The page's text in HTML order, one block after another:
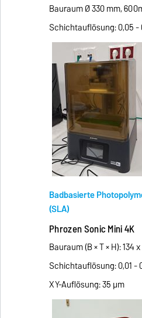
Bauraum Ø 330 mm,
Schichtauflösung: 0,05 -
Badbasierte
(SLA)
Phrozen Sonic Mini 4K
Bauraum (B × T × H): 134
Schichtauflösung: 0,01 -
XY-Auflösung: 35 μm